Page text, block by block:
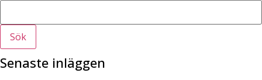
Sök
Senaste inläggen